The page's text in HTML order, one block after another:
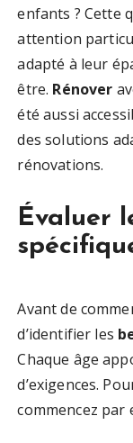
enfants ? Cette
attention
adapté à leur
être. Rénover
été aussi
des solutions
rénovations.
Évaluer
Avant de
d’identifier les
Chaque âge
d’exigences.
commencez par